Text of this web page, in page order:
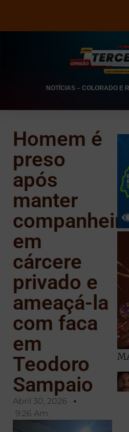
NOTÍCIAS– COLORADO E
Homem é
preso
após
manter
em
cárcere
privado e
ameaçá-la
com faca
em
Teodoro
Sampaio
Abril 30, 2026
9:26 Am